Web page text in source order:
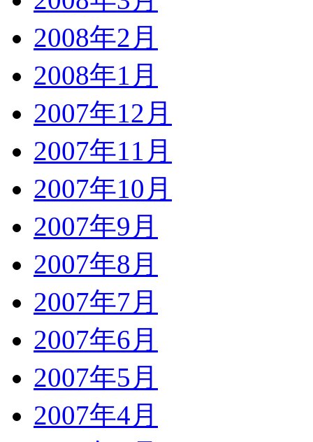
2008年2月
2008年1月
2007年12月
2007年11月
2007年10月
2007年9月
2007年8月
2007年7月
2007年6月
2007年5月
2007年4月